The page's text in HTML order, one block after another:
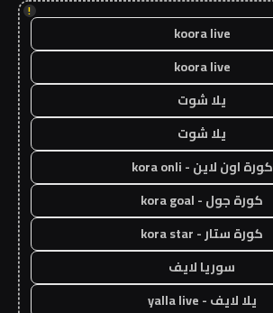
!
koora live
koora live
يلا شوت
يلا شوت
كورة اون لاين - kora onli
كورة جول - kora goal
كورة ستار - kora star
سوريا لايف
يلا لايف - yalla live